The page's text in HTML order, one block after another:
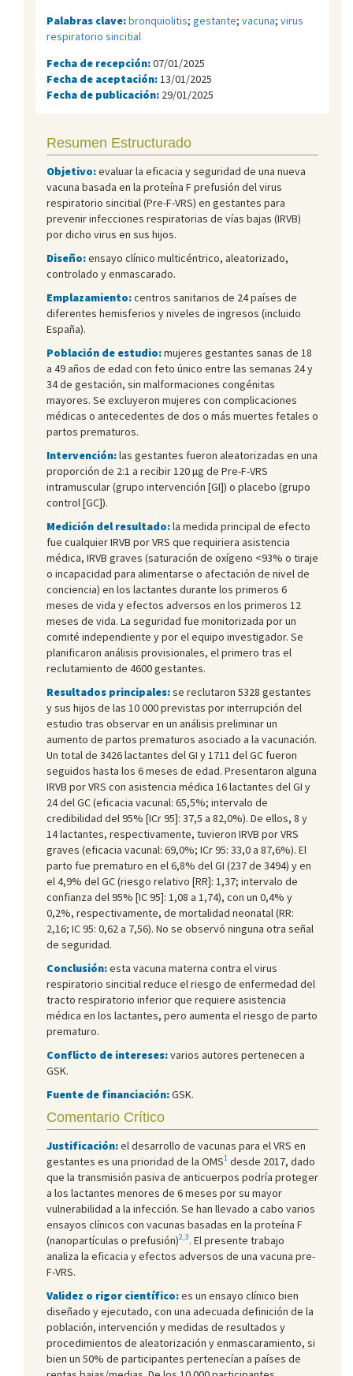
Palabras clave:bronquiolitis; gestante; vacuna; virus
respiratorio sincitial
Fecha de recepción:07/01/2025
Fecha de aceptación: 13/01/2025
Fecha de publicación: 29/01/2025
Resumen Estructurado
Objetivo:evaluar la eficacia y seguridad de una nueva
vacuna basada en la proteína F prefusión del virus
respiratorio sincitial (Pre-F-VRS) en gestantes para
prevenir infecciones respiratorias de vías bajas (IRVB)
por dicho virus en sus hijos.
Diseño:ensayo clínico multicéntrico, aleatorizado,
controlado y enmascarado.
Emplazamiento:centros sanitarios de 24 países de
diferentes hemisferios y niveles de ingresos (incluido
España).
Población de estudio:mujeres gestantes sanas de 18
a 49 años de edad con feto único entre las semanas 24 y
34 de gestación, sin malformaciones congénitas
mayores. Se excluyeron mujeres con complicaciones
médicas o antecedentes de dos o más muertes fetales o
partos prematuros.
Intervención:las gestantes fueron aleatorizadas en una
proporción de 2:1 a recibir 120 µg de Pre-F-VRS
intramuscular (grupo intervención [GI]) o placebo (grupo
control [GC]).
Medición del resultado:la medida principal de efecto
fue cualquier IRVB por VRS que requiriera asistencia
médica, IRVB graves (saturación de oxígeno <93% o tiraje
o incapacidad para alimentarse o afectación de nivel de
conciencia) en los lactantes durante los primeros 6
meses de vida y efectos adversos en los primeros 12
meses de vida. La seguridad fue monitorizada por un
comité independiente y por el equipo investigador. Se
planificaron análisis provisionales, el primero tras el
reclutamiento de 4600 gestantes.
Resultados principales:se reclutaron 5328 gestantes
y sus hijos de las 10 000 previstas por interrupción del
estudio tras observar en un análisis preliminar un
aumento de partos prematuros asociado a la vacunación.
Un total de 3426 lactantes del GI y 1711 del GC fueron
seguidos hasta los 6 meses de edad. Presentaron alguna
IRVB por VRS con asistencia médica 16 lactantes del GI y
24 del GC (eficacia vacunal: 65,5%; intervalo de
credibilidad del 95% [ICr 95]: 37,5 a 82,0%). De ellos, 8 y
14 lactantes, respectivamente, tuvieron IRVB por VRS
graves (eficacia vacunal: 69,0%; ICr 95: 33,0 a 87,6%). El
parto fue prematuro en el 6,8% del GI (237 de 3494) y en
el 4,9% del GC (riesgo relativo [RR]: 1,37; intervalo de
confianza del 95% [IC 95]: 1,08 a 1,74), con un 0,4% y
0,2%, respectivamente, de mortalidad neonatal (RR:
2,16; IC 95: 0,62 a 7,56). No se observó ninguna otra señal
de seguridad.
Conclusión:esta vacuna materna contra el virus
respiratorio sincitial reduce el riesgo de enfermedad del
tracto respiratorio inferior que requiere asistencia
médica en los lactantes, pero aumenta el riesgo de parto
prematuro.
Conflicto de intereses:varios autores pertenecen a
GSK.
Fuente de financiación:GSK.
Comentario Crítico
Justificación:el desarrollo de vacunas para el VRS en
gestantes es una prioridad de la OMS1 desde 2017, dado
que la transmisión pasiva de anticuerpos podría proteger
a los lactantes menores de 6 meses por su mayor
vulnerabilidad a la infección. Se han llevado a cabo varios
ensayos clínicos con vacunas basadas en la proteína F
(nanopartículas o prefusión)2,3. El presente trabajo
analiza la eficacia y efectos adversos de una vacuna pre-
F-VRS.
Validez o rigor científico:es un ensayo clínico bien
diseñado y ejecutado, con una adecuada definición de la
población, intervención y medidas de resultados y
procedimientos de aleatorización y enmascaramiento, si
bien un 50% de participantes pertenecían a países de